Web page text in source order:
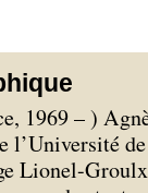
1969 – )
l’Université
Lionel-